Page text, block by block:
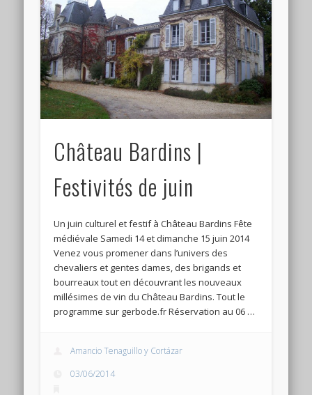
Connexion
Flux des publications
Flux des commentaires
Site de WordPress-FR
Château Bardins |
Festivités de juin
Un juin culturel et festif à Château Bardins Fête
médiévale Samedi 14 et dimanche 15 juin 2014
Venez vous promener dans l’univers des
chevaliers et gentes dames, des brigands et
bourreaux tout en découvrant les nouveaux
millésimes de vin du Château Bardins. Tout le
programme sur gerbode.fr Réservation au 06 …
Amancio Tenaguillo y Cortázar
03/06/2014